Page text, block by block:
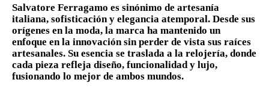
Salvatore Ferragamo es sinónimo de artesanía
italiana, sofisticación y elegancia atemporal. Desde sus
orígenes en la moda, la marca ha mantenido un
enfoque en la innovación sin perder de vista sus raíces
artesanales. Su esencia se traslada a la relojería, donde
cada pieza refleja diseño, funcionalidad y lujo,
fusionando lo mejor de ambos mundos.